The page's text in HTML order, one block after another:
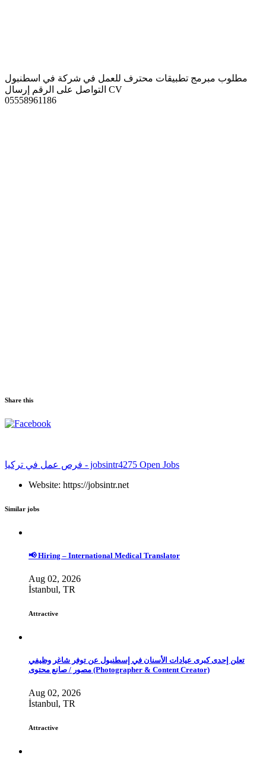
التواصل على الرقم إرسال CV
05558961186
Share this
فرص عمل في تركيا - jobsintr4275 Open Jobs
Website: https://jobsintr.net
Similar jobs
📢 Hiring – International Medical Translator
Aug 02, 2026
İstanbul, TR
Attractive
تعلن إحدى كبرى عيادات الأسنان في إسطنبول عن توفر شاغر وظيفي
مصور / صانع محتوى (Photographer & Content Creator)
Aug 02, 2026
İstanbul, TR
Attractive